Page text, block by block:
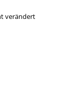
verändert